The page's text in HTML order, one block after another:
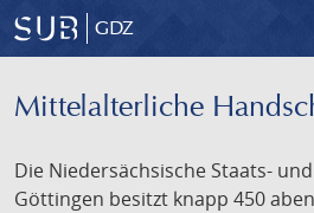
GDZ
Mittelalterliche
Die Niedersächsische Staats-
Göttingen besitzt knapp 450